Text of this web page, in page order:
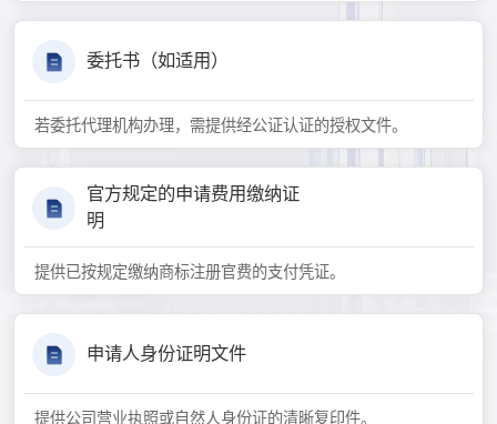
委托书（如适用）
若委托代理机构办理，需提供经公证认证的授权文件。
官方规定的申请费用缴纳证
明
提供已按规定缴纳商标注册官费的支付凭证。
申请人身份证明文件
提供公司营业执照或自然人身份证的清晰复印件。